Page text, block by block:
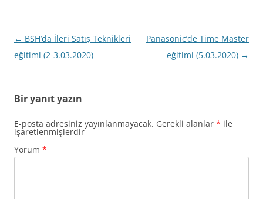
Yazı
dolaşımı
← BSH’da İleri Satış Teknikleri
eğitimi (2-3.03.2020)
Panasonic’de Time Master
eğitimi (5.03.2020) →
Bir yanıt yazın
E-posta adresiniz yayınlanmayacak. Gerekli alanlar * ile
işaretlenmişlerdir
Yorum *